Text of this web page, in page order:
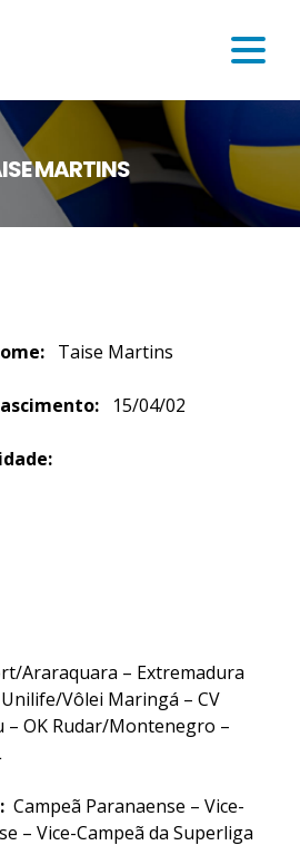
MARTINS
Taise Martins
15/04/02
Araraquara – Extremadura
Vôlei Maringá – CV
– OK Rudar/Montenegro –
Campeã Paranaense – Vice-
– Vice-Campeã da Superliga